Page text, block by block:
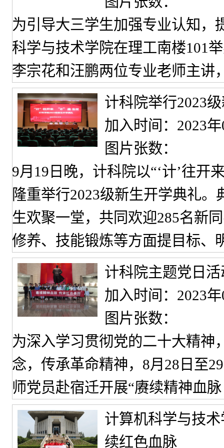
为引导大三学生加强专业认知，
科学与技术学院在理工南楼101
李宗花和汪鹏两位专业老师主讲
计科院举行2023
加入时间：2023
图片张数：
9月19日晚，计科院以“‘计’往开
隆重举行2023级新生开学典礼
生欢聚一堂，共同欢迎285名新
修养、技能锻炼等方面提目标、
计科院主题党日
加入时间：2023
图片张数：
为深入学习贯彻党的二十大精神
念，传承革命精神，8月28日至
师党员赴宿迁开展“赓续精神血
计算机科学与技
续红色血脉